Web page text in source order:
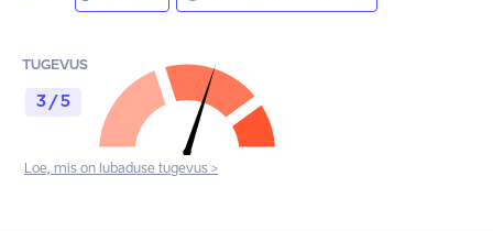
TUGEVUS
3 / 5
Loe, mis on lubaduse tugevus >